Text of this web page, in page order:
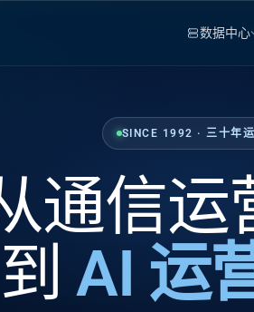
数据中心
SINCE 1992 · 三十年
通信运
到 AI 运